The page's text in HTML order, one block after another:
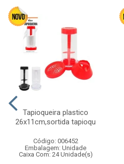
Tapioqueira plastico
26x11cm,sortida tapioqu
Código: 006452
Embalagem: Unidade
Caixa Com: 24 Unidade(s)